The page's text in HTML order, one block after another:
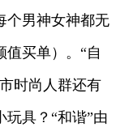
个男神女神都无
买单）。“自
时尚人群还有
具？“和谐”由